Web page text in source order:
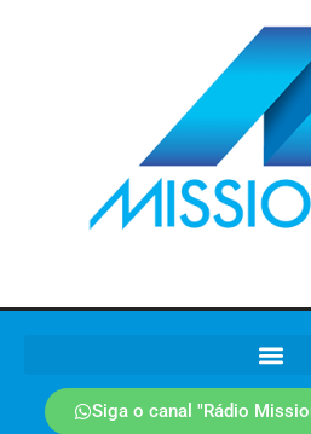
Siga o canal "Rádio